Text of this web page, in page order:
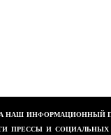
НА НАШ
ПРЕССЫ И